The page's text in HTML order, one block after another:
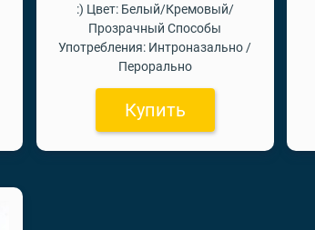
:) Цвет: Белый/Кремовый/
Прозрачный Способы
Употребления: Интроназально /
Перорально
Купить